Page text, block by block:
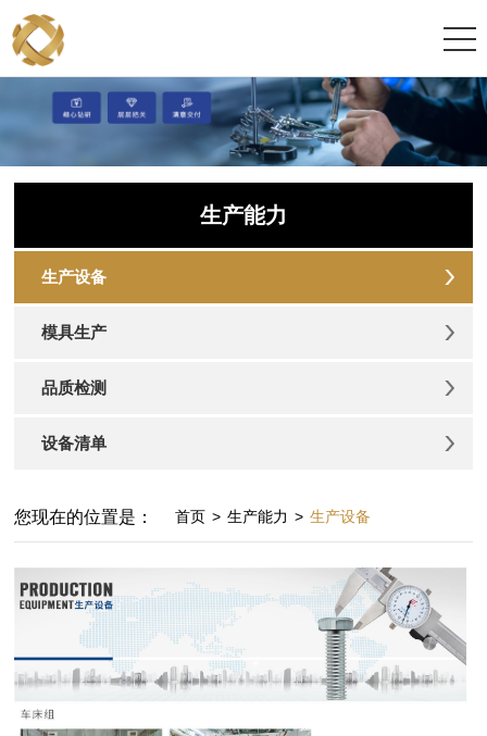
生产能力
生产设备
模具生产
品质检测
设备清单
您现在的位置是： 首页 > 生产能力 > 生产设备